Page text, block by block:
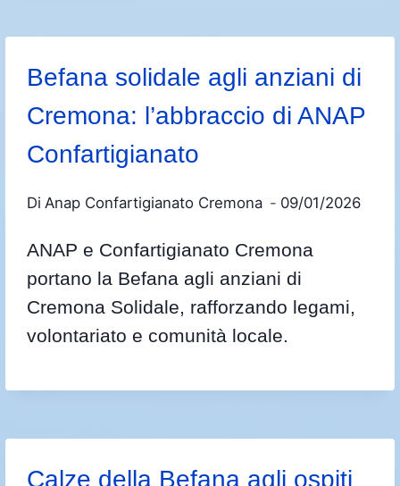
Befana solidale agli anziani di
Cremona: l’abbraccio di ANAP
Confartigianato
Di Anap Confartigianato Cremona 09/01/2026
ANAP e Confartigianato Cremona
portano la Befana agli anziani di
Cremona Solidale, rafforzando legami,
volontariato e comunità locale.
Calze della Befana agli ospiti